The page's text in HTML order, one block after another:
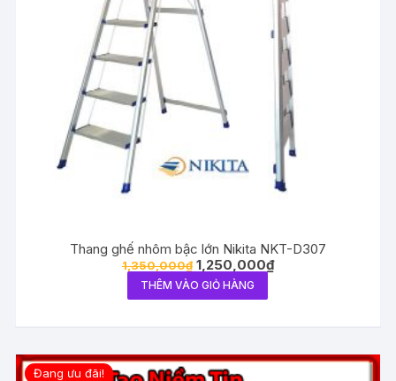
Thang ghế nhôm bậc lớn Nikita NKT-D307
1,350,000₫ 1,250,000₫
THÊM VÀO GIỎ HÀNG
Đang ưu đãi!